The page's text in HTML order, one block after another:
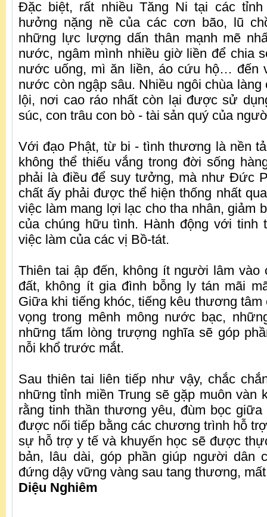
Đặc biệt, rất nhiều Tăng Ni tại các tỉnh
hưởng nặng nề của các cơn bão, lũ
những lực lượng dấn thân mạnh mẽ
nước, ngâm mình nhiều giờ liền để chia
nước uống, mì ăn liền, áo cứu hộ… đến
nước còn ngập sâu. Nhiều ngôi chùa làng
lội, nơi cao ráo nhất còn lại được sử
súc, con trâu con bò - tài sản quý của
Với đạo Phật, từ bi - tình thương là nền
không thể thiếu vắng trong đời sống
phải là điều để suy tưởng, mà như Đức
chất ấy phải được thể hiện thống nhất
việc làm mang lợi lạc cho tha nhân, giảm
của chúng hữu tình. Hành động với tinh
việc làm của các vị Bồ-tát.
Thiên tai ập đến, không ít người lâm vào
đất, không ít gia đình bỗng ly tán mãi
Giữa khi tiếng khóc, tiếng kêu thương
vọng trong mênh mông nước bạc,
những tấm lòng trượng nghĩa sẽ góp
nỗi khổ trước mắt.
Sau thiên tai liên tiếp như vậy, chắc
những tỉnh miền Trung sẽ gặp muôn vàn
rằng tinh thần thương yêu, đùm bọc
được nối tiếp bằng các chương trình hỗ
sự hỗ trợ y tế và khuyến học sẽ được
bản, lâu dài, góp phần giúp người dân
đứng dậy vững vàng sau tang thương,
Diệu Nghiêm